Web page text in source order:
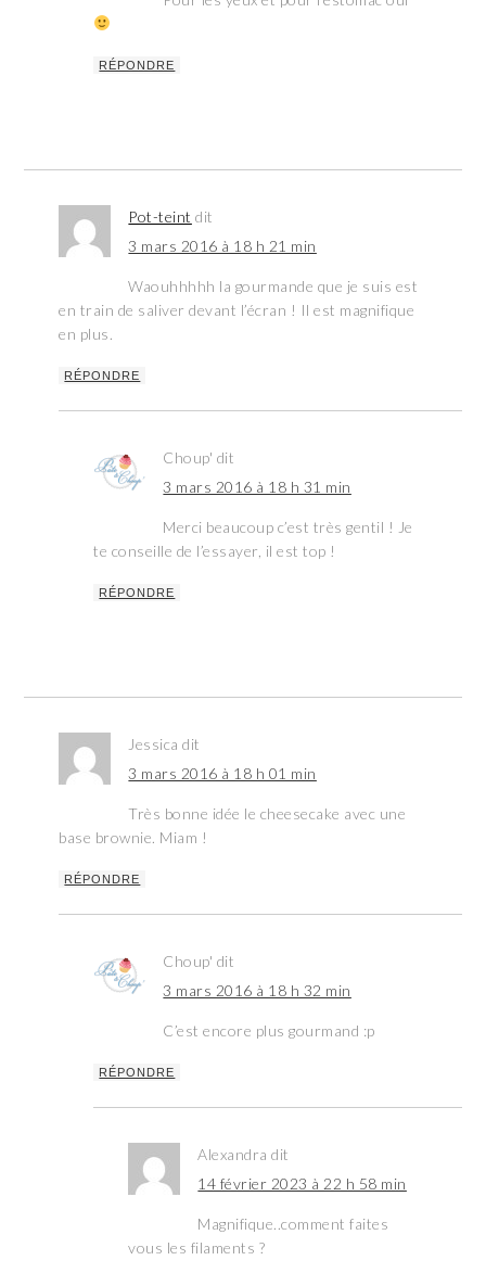
RÉPONDRE
Pot-teint dit
3 mars 2016 à 18 h 21 min
Waouhhhhh la gourmande que je suis est
en train de saliver devant l’écran ! Il est magnifique
en plus.
RÉPONDRE
Choup' dit
3 mars 2016 à 18 h 31 min
Merci beaucoup c’est très gentil ! Je
te conseille de l’essayer, il est top !
RÉPONDRE
Jessica dit
3 mars 2016 à 18 h 01 min
Très bonne idée le cheesecake avec une
base brownie. Miam !
RÉPONDRE
Choup' dit
3 mars 2016 à 18 h 32 min
C’est encore plus gourmand :p
RÉPONDRE
Alexandra dit
14 février 2023 à 22 h 58 min
Magnifique..comment faites
vous les filaments ?